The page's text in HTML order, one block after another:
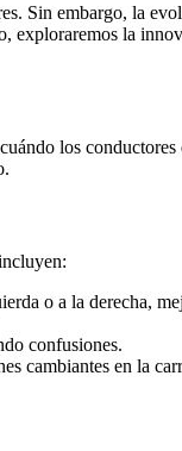
Sin embargo, la
exploraremos la
los conductores
o a la derecha,
confusiones.
cambiantes en la